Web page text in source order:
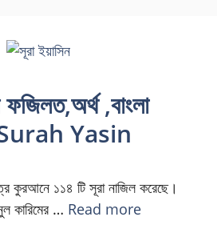
,বাংলা
Surah Yasin
কুরআনে ১১৪ টি সূরা নাজিল করেছে।
কারিমের … Read more